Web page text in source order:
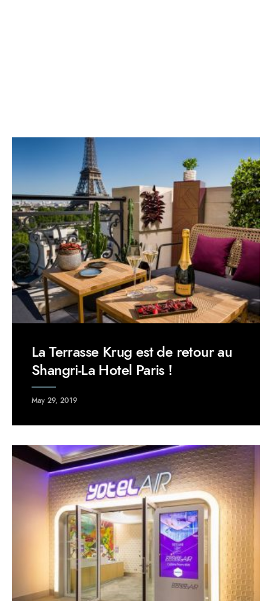
La Terrasse Krug est de retour au
Shangri-La Hotel Paris !
May 29, 2019